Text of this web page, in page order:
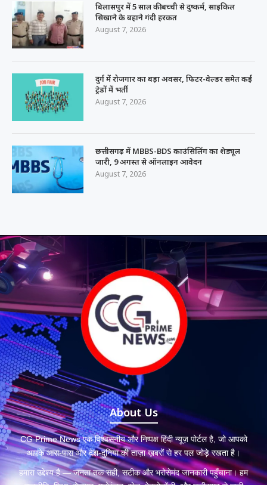
बिलासपुर में 5 साल की बच्ची से दुष्कर्म, साइकिल
सिखाने के बहाने गंदी हरकत
August 7, 2026
दुर्ग में रोजगार का बड़ा अवसर, फिटर-वेल्डर समेत कई
ट्रेडों में भर्ती
August 7, 2026
छत्तीसगढ़ में MBBS-BDS काउंसिलिंग का शेड्यूल
जारी, 9 अगस्त से ऑनलाइन आवेदन
August 7, 2026
About Us
CG Prime News एक विश्वसनीय और निष्पक्ष हिंदी न्यूज़ पोर्टल है, जो आपको
आपके आस-पास और देश-दुनिया की ताज़ा ख़बरों से हर पल जोड़े रखता है।
हमारा उद्देश्य है — जनता तक सही, सटीक और भरोसेमंद जानकारी पहुँचाना। हम